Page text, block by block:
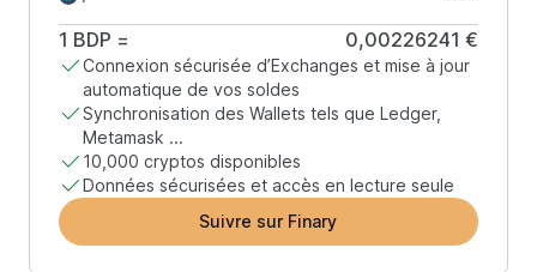
1 BDP = 0,00226241 €
Connexion sécurisée d’Exchanges et mise à jour
automatique de vos soldes
Synchronisation des Wallets tels que Ledger,
Metamask ...
10,000 cryptos disponibles
Données sécurisées et accès en lecture seule
Suivre sur Finary